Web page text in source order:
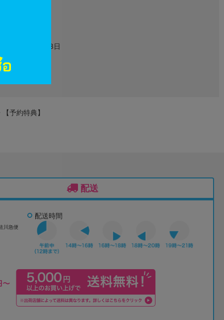
2024年06月28日
色紙
予約特典】
配送
川急便
配送時間